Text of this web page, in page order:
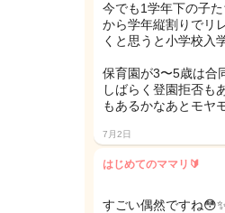
今でも1学年下の子
から学年縦割りでリ
くと思うと小学校入
保育園が3〜5歳は合
しばらく登園拒否も
もあるかなあとモヤ
7月2日
はじめてのママリ🔰
すごい偶然ですね